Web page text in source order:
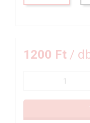
1200 Ft /